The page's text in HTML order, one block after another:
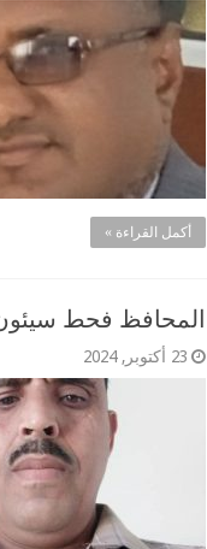
أكمل القراءة »
المحافظ فحط
23 أكتوبر, 2024